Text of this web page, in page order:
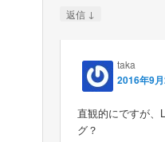
返信 ↓
taka
2016年9
直観的にですが
グ？